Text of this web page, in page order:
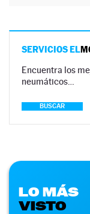
SERVICIOS EL
Encuentra los
neumáticos…
BUSCAR
LO MÁS
VISTO